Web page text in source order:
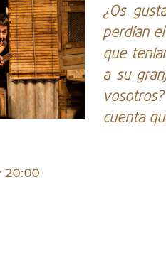
¿Os
perdían
que
a su
cuenta
20:00